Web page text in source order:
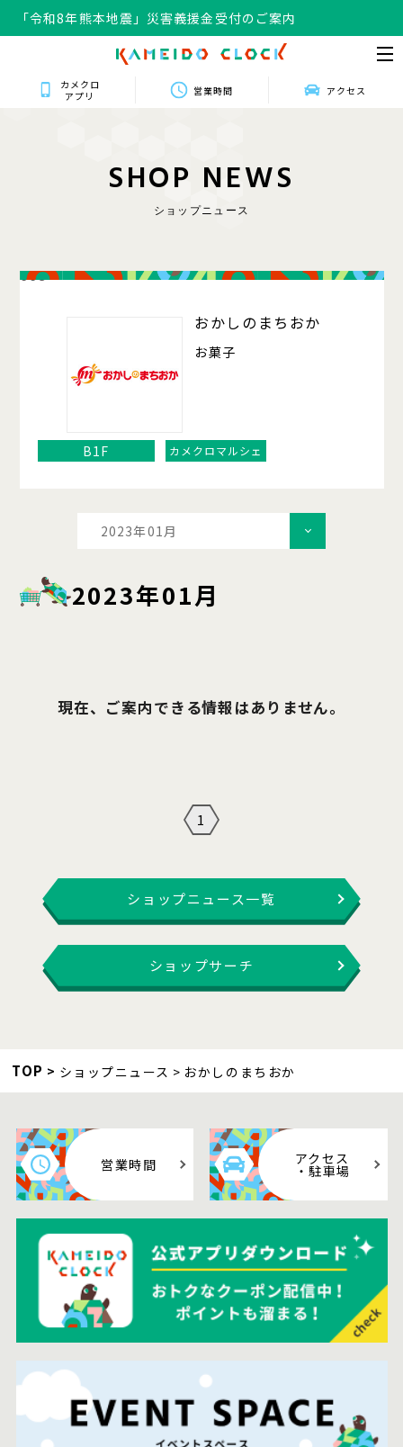
「令和8年熊本地震」災害義援金受付のご案内
カメクロ
アプリ
営業時間 アクセス
SHOP NEWS
ショップニュース
008
おかしのまちおか
お菓子
B1F カメクロマルシェ
2023年01月
2023年01月
現在、ご案内できる情報はありません。
1
ショップニュース一覧
ショップサーチ
TOP ショップニュース おかしのまちおか
営業時間 アクセス
・駐車場